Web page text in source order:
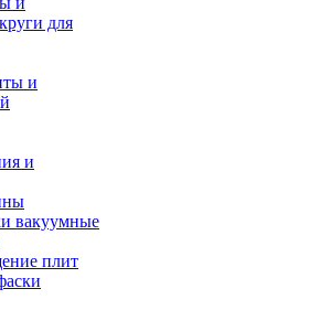
для
и
и
вакуумные
плит